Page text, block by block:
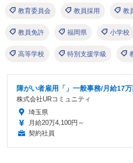
教育委員会 教員採用 教
教員免許 福岡県 小学校
高等学校 特別支援学級
障がい者雇用「」一般事務/月給17
株式会社URコミュニティ
埼玉県
月給20万4,100円～
契約社員